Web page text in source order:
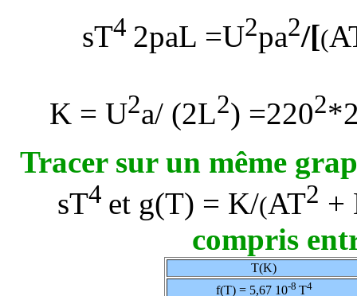
sT4 2paL =U2pa2/[(
K = U2a/ (2L2) =2202
Tracer sur un même
sT4 et g(T) = K/(AT2 +
compris
T(K)
f(T) = 5,67 10-8 T4